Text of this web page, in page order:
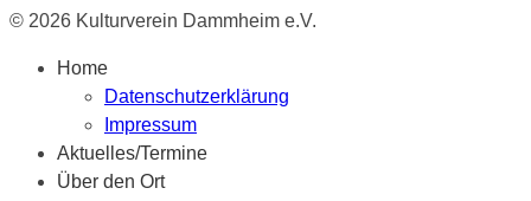
© 2026 Kulturverein Dammheim e.V.
Home
Datenschutzerklärung
Impressum
Aktuelles/Termine
Über den Ort